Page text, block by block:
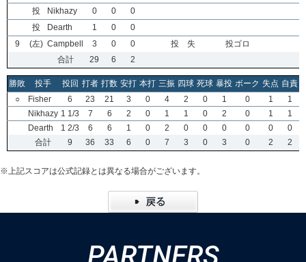
投
Nikhazy 0 0
0
投
Dearth 1 0
0
9
(左) Campbell 3 0 0 投 失
投ゴロ
合計
29 6 2
勝敗 投手 投回 打者 打数 安打 本打 三振 四球 死球 暴投 ボーク 失点 自責
○
Fisher 6 23 21 3 0 4 2 0 1 0 1
1
Nikhazy 1 1/3 7 6 2 0 1 1 0 2 0 1
1
Dearth
1 2/3 6 6 1 0 2 0 0 0 0 0
0
合計
9 36 33 6 0 7 3 0 3 0 2 2
※上記スコアは公式記録とは異なる場合がございます。